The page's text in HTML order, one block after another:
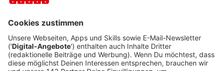
Peer Steinbrück ist in Sorge. Die "momentanen
internationalen Verschiebungen" setzen keinen
Standort so sehr wie Deutschland unter Druck. Das